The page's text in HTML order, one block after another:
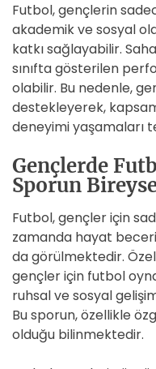
Futbol, gençlerin
akademik ve sosyal
katkı sağlayabilir.
sınıfta gösterilen
olabilir. Bu nedenle,
destekleyerek,
deneyimi yaşamaları
Gençlerde
Sporun
Futbol, gençler için
zamanda hayat
da görülmektedir.
gençler için futbol
ruhsal ve sosyal
Bu sporun, özellikle
olduğu bilinmektedir.